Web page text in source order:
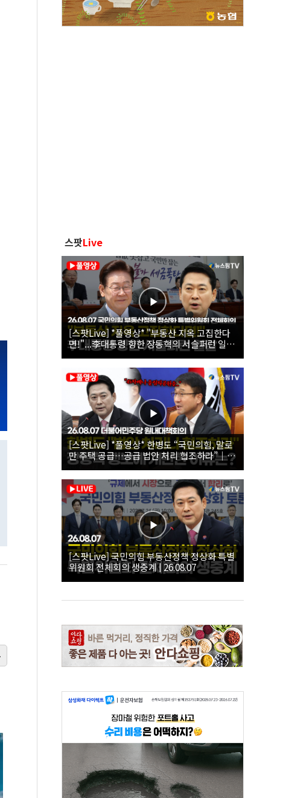
스팟Live
[스팟Live] *풀영상* "부동산 지옥 고집한다
면!"...李대통령 향한 장동혁의 서슬퍼런 일갈
| 26.08.07 국민의힘 부동산정책 정상화 특별
위원회 전체회의
[스팟Live] *풀영상* 한병도 “국민의힘, 말로
만 주택 공급…공급 법안 처리 협조하라”｜
26.08.07 더불어민주당 원내대책회의
[스팟Live] 국민의힘 부동산정책 정상화 특별
위원회 전체회의 생중계 | 26.08.07